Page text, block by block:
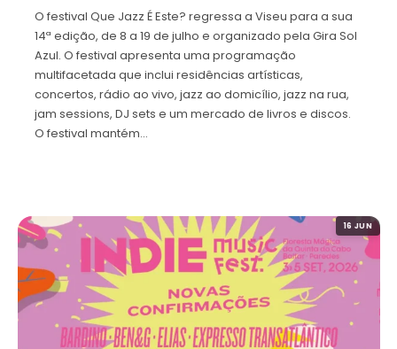
O festival Que Jazz É Este? regressa a Viseu para a sua
14ª edição, de 8 a 19 de julho e organizado pela Gira Sol
Azul. O festival apresenta uma programação
multifacetada que inclui residências artísticas,
concertos, rádio ao vivo, jazz ao domicílio, jazz na rua,
jam sessions, DJ sets e um mercado de livros e discos.
O festival mantém…
16 JUN